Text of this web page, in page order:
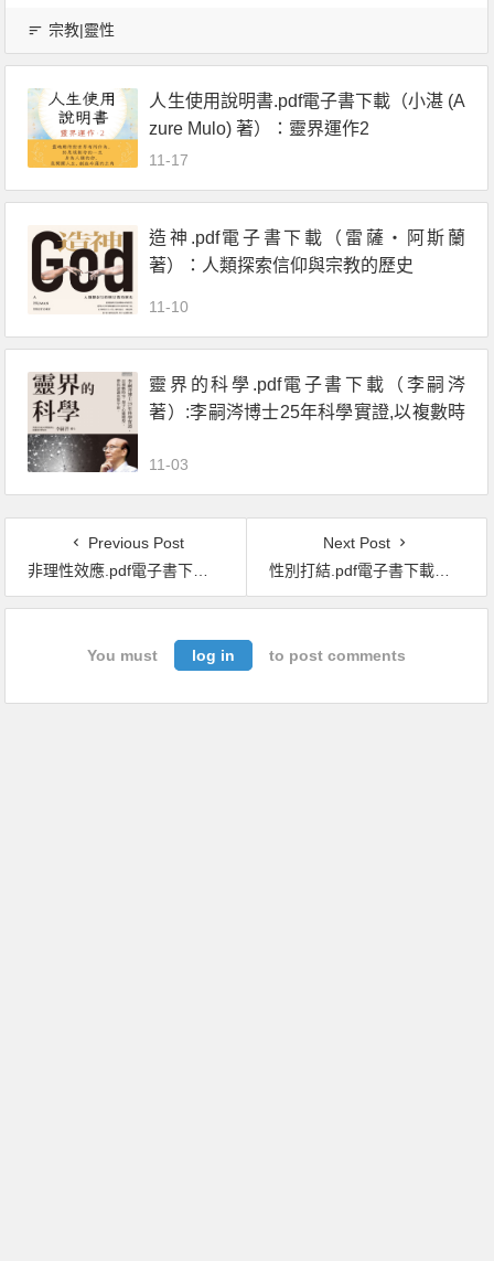
宗教|靈性
人生使用說明書.pdf電子書下載（小湛 (A
zure Mulo) 著）：靈界運作2
11-17
造神.pdf電子書下載（雷薩・阿斯蘭
著）：人類探索信仰與宗教的歷史
11-10
靈界的科學.pdf電子書下載（李嗣涔
著）:李嗣涔博士25年科學實證,以複數時
11-03
Previous Post
非理性效應.pdf電子書下載（丹尼爾 · 克羅斯比 (Daniel Crosby) 著）：投資的失敗，來自你的本能
Next Post
性別打結.pdf電子書下載（亞倫 · 強森 (Allan G.Johnson) 著）：拆除父權違建
You must log in to post comments